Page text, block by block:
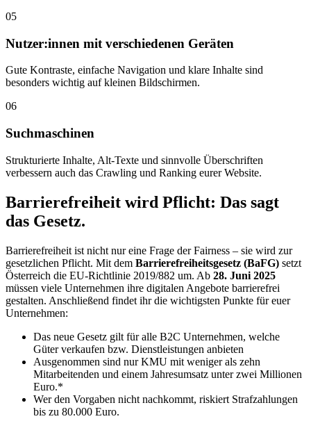
05
Nutzer:innen mit verschiedenen Geräten
Gute Kontraste, einfache Navigation und klare Inhalte sind
besonders wichtig auf kleinen Bildschirmen.
06
Suchmaschinen
Strukturierte Inhalte, Alt-Texte und sinnvolle Überschriften
verbessern auch das Crawling und Ranking eurer Website.
Barrierefreiheit wird Pflicht: Das sagt
das Gesetz.
Barrierefreiheit ist nicht nur eine Frage der Fairness – sie wird zur
gesetzlichen Pflicht. Mit dem Barrierefreiheitsgesetz (BaFG) setzt
Österreich die EU-Richtlinie 2019/882 um. Ab 28. Juni 2025
müssen viele Unternehmen ihre digitalen Angebote barrierefrei
gestalten. Anschließend findet ihr die wichtigsten Punkte für euer
Unternehmen:
Das neue Gesetz gilt für alle B2C Unternehmen, welche
Güter verkaufen bzw. Dienstleistungen anbieten
Ausgenommen sind nur KMU mit weniger als zehn
Mitarbeitenden und einem Jahresumsatz unter zwei Millionen
Euro.*
Wer den Vorgaben nicht nachkommt, riskiert Strafzahlungen
bis zu 80.000 Euro.